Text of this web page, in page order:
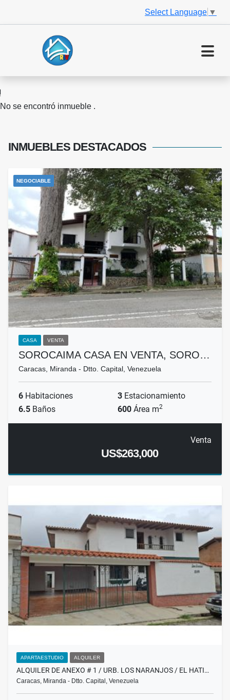
Select Language ▼
No se encontró inmueble .
INMUEBLES DESTACADOS
NEGOCIABLE
CASA VENTA
SOROCAIMA CASA EN VENTA, SORO…
Caracas, Miranda - Dtto. Capital, Venezuela
6 Habitaciones 3 Estacionamiento
6.5 Baños 600 Área m2
Venta
US$263,000
APARTAESTUDIO ALQUILER
ALQUILER DE ANEXO # 1 / URB. LOS NARANJOS / EL HATI…
Caracas, Miranda - Dtto. Capital, Venezuela